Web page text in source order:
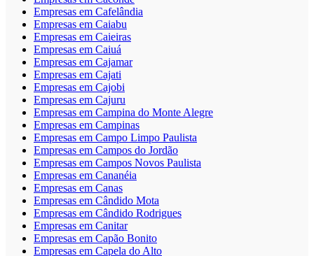
Empresas em Cafelândia
Empresas em Caiabu
Empresas em Caieiras
Empresas em Caiuá
Empresas em Cajamar
Empresas em Cajati
Empresas em Cajobi
Empresas em Cajuru
Empresas em Campina do Monte Alegre
Empresas em Campinas
Empresas em Campo Limpo Paulista
Empresas em Campos do Jordão
Empresas em Campos Novos Paulista
Empresas em Cananéia
Empresas em Canas
Empresas em Cândido Mota
Empresas em Cândido Rodrigues
Empresas em Canitar
Empresas em Capão Bonito
Empresas em Capela do Alto